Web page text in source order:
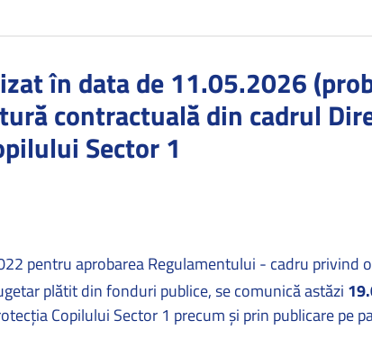
în data de 11.05.2026
contractuală din cadrul
Sector 1
pentru aprobarea Regulamentului - cadru privind
plătit din fonduri publice, se comunică astăzi
Copilului Sector 1 precum şi prin publicare pe